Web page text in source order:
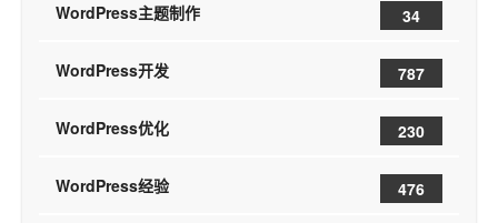
WordPress主题制作 34
WordPress开发 787
WordPress优化 230
WordPress经验 476